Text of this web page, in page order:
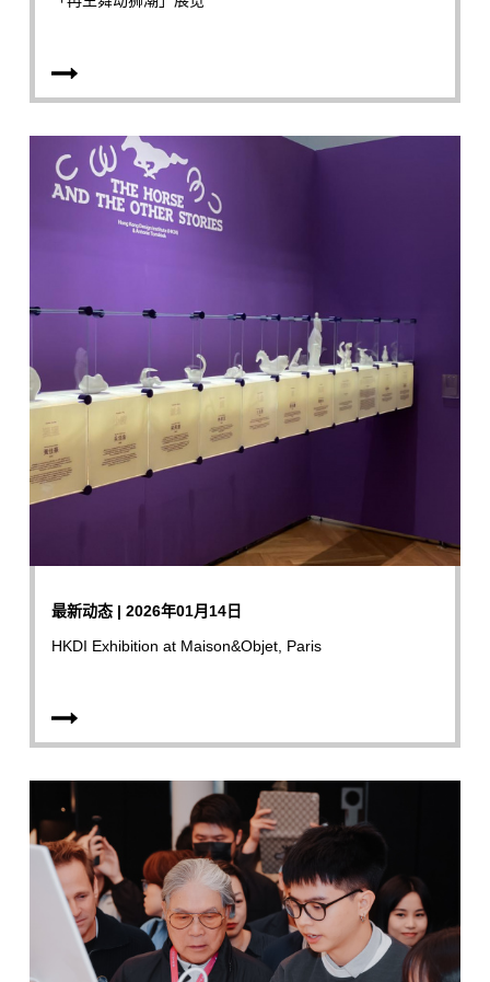
最新动态 | 2026年01月14日
HKDI Exhibition at Maison&Objet, Paris